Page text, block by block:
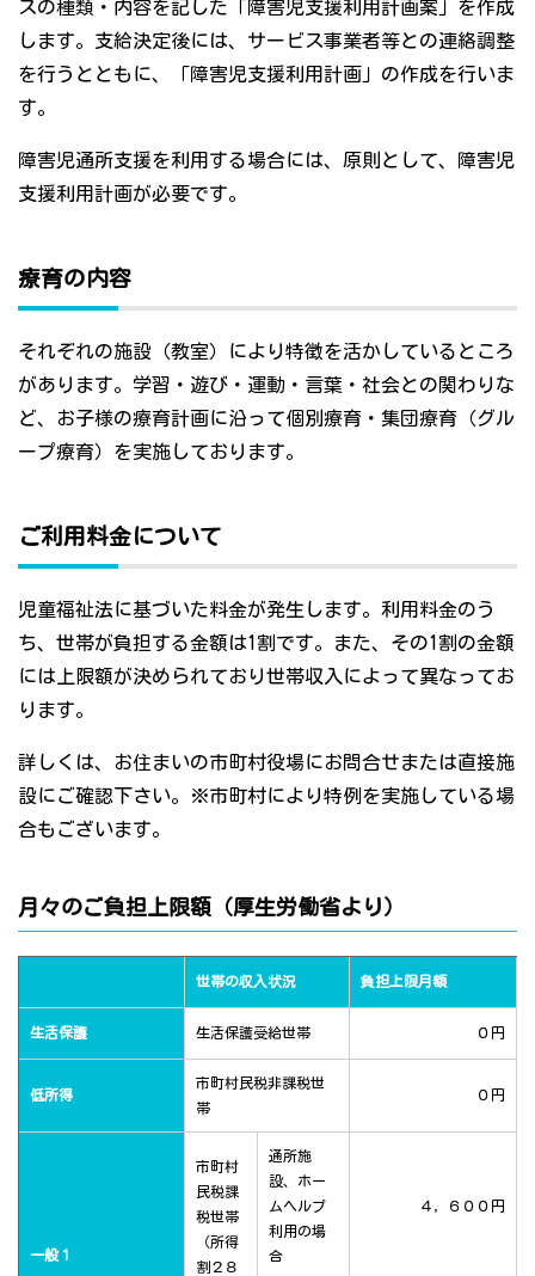
スの種類・内容を記した「障害児支援利用計画案」を作成
します。支給決定後には、サービス事業者等との連絡調整
を行うとともに、「障害児支援利用計画」の作成を行いま
す。
障害児通所支援を利用する場合には、原則として、障害児
支援利用計画が必要です。
療育の内容
それぞれの施設（教室）により特徴を活かしているところ
があります。学習・遊び・運動・言葉・社会との関わりな
ど、お子様の療育計画に沿って個別療育・集団療育（グル
ープ療育）を実施しております。
ご利用料金について
児童福祉法に基づいた料金が発生します。利用料金のう
ち、世帯が負担する金額は1割です。また、その1割の金額
には上限額が決められており世帯収入によって異なってお
ります。
詳しくは、お住まいの市町村役場にお問合せまたは直接施
設にご確認下さい。※市町村により特例を実施している場
合もございます。
月々のご負担上限額（厚生労働省より）
世帯の収入状況 負担上限月額
生活保護 生活保護受給世帯 ０円
低所得
市町村民税非課税世
帯
０円
一般１
市町村
民税課
税世帯
（所得
割２８
通所施
設、ホー
ムヘルプ
利用の場
合
４，６００円